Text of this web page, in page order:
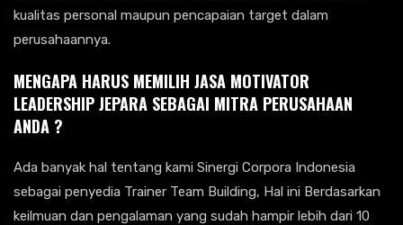
kualitas personal maupun pencapaian target dalam
perusahaannya.
MENGAPA HARUS MEMILIH JASA MOTIVATOR
LEADERSHIP JEPARA SEBAGAI MITRA PERUSAHAAN
ANDA ?
Ada banyak hal tentang kami Sinergi Corpora Indonesia
sebagai penyedia Trainer Team Building, Hal ini Berdasarkan
keilmuan dan pengalaman yang sudah hampir lebih dari 10